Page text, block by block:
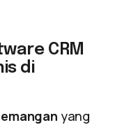
CRM
di
yang